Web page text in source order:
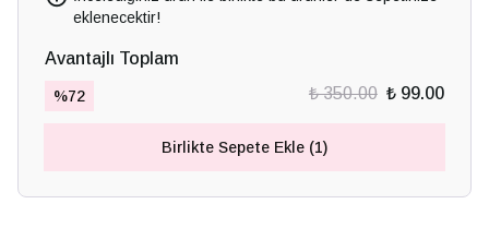
eklenecektir!
Avantajlı Toplam
%72 ₺ 350.00 ₺ 99.00
Birlikte Sepete Ekle (1)